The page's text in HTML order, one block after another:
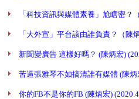
「科技資訊與媒體素養」尬瞎密？
「大外宣」平台該由誰負責？（陳
新聞變廣告 這樣好嗎？ (陳炳宏)
苦逼張雅琴不如搞清誰有媒體 (陳炳
你的FB不是你的FB (陳炳宏)